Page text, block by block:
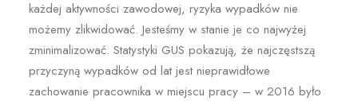
każdej aktywności zawodowej, ryzyka wypadków nie
możemy zlikwidować. Jesteśmy w stanie je co najwyżej
zminimalizować. Statystyki GUS pokazują, że najczęstszą
przyczyną wypadków od lat jest nieprawidłowe
zachowanie pracownika w miejscu pracy – w 2016 było